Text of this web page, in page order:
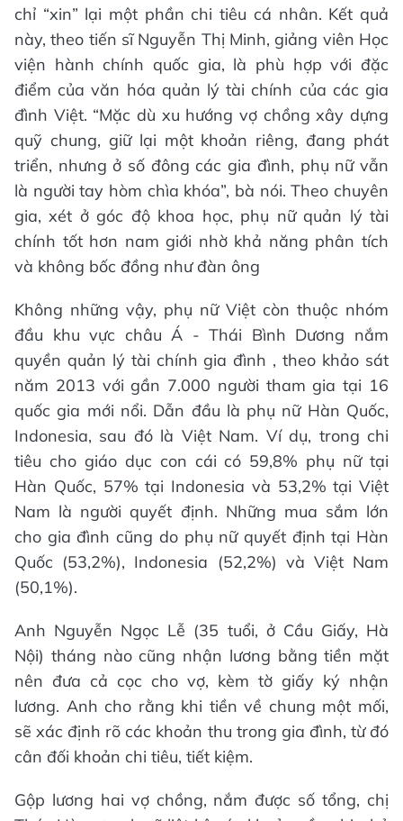
chỉ “xin” lại một phần chi tiêu cá nhân. Kết quả
này, theo tiến sĩ Nguyễn Thị Minh, giảng viên Học
viện hành chính quốc gia, là phù hợp với đặc
điểm của văn hóa quản lý tài chính của các gia
đình Việt. “Mặc dù xu hướng vợ chồng xây dựng
quỹ chung, giữ lại một khoản riêng, đang phát
triển, nhưng ở số đông các gia đình, phụ nữ vẫn
là người tay hòm chìa khóa”, bà nói. Theo chuyên
gia, xét ở góc độ khoa học, phụ nữ quản lý tài
chính tốt hơn nam giới nhờ khả năng phân tích
và không bốc đồng như đàn ông
Không những vậy, phụ nữ Việt còn thuộc nhóm
đầu khu vực châu Á - Thái Bình Dương nắm
quyền quản lý tài chính gia đình , theo khảo sát
năm 2013 với gần 7.000 người tham gia tại 16
quốc gia mới nổi. Dẫn đầu là phụ nữ Hàn Quốc,
Indonesia, sau đó là Việt Nam. Ví dụ, trong chi
tiêu cho giáo dục con cái có 59,8% phụ nữ tại
Hàn Quốc, 57% tại Indonesia và 53,2% tại Việt
Nam là người quyết định. Những mua sắm lớn
cho gia đình cũng do phụ nữ quyết định tại Hàn
Quốc (53,2%), Indonesia (52,2%) và Việt Nam
(50,1%).
Anh Nguyễn Ngọc Lễ (35 tuổi, ở Cầu Giấy, Hà
Nội) tháng nào cũng nhận lương bằng tiền mặt
nên đưa cả cọc cho vợ, kèm tờ giấy ký nhận
lương. Anh cho rằng khi tiền về chung một mối,
sẽ xác định rõ các khoản thu trong gia đình, từ đó
cân đối khoản chi tiêu, tiết kiệm.
Gộp lương hai vợ chồng, nắm được số tổng, chị